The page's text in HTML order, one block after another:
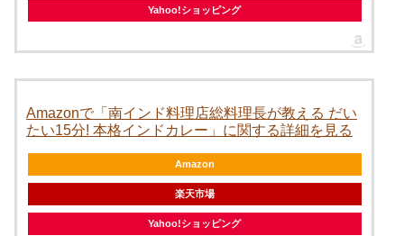
Yahoo!ショッピング
Amazonで「南インド料理店総料理長が教える だい
たい15分! 本格インドカレー」に関する詳細を見る
Amazon
楽天市場
Yahoo!ショッピング